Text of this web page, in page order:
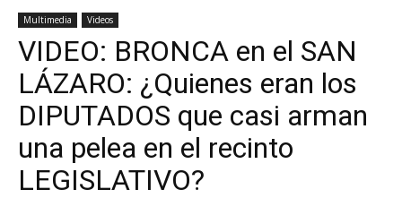
Multimedia Videos
VIDEO: BRONCA en el SAN
LÁZARO: ¿Quienes eran los
DIPUTADOS que casi arman
una pelea en el recinto
LEGISLATIVO?